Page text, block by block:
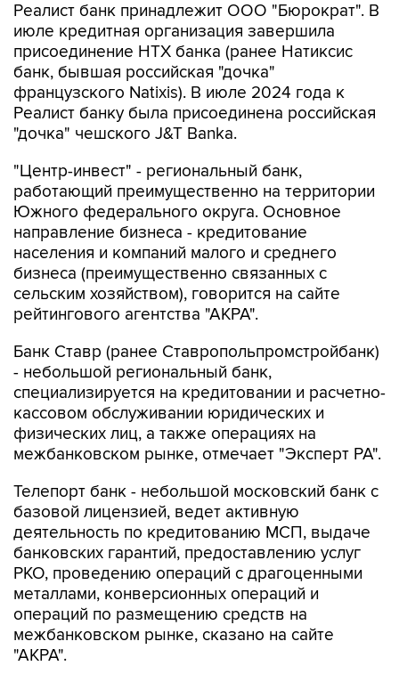
Реалист банк принадлежит ООО "Бюрократ". В
июле кредитная организация завершила
присоединение НТХ банка (ранее Натиксис
банк, бывшая российская "дочка"
французского Natixis). В июле 2024 года к
Реалист банку была присоединена российская
"дочка" чешского J&T Banka.
"Центр-инвест" - региональный банк,
работающий преимущественно на территории
Южного федерального округа. Основное
направление бизнеса - кредитование
населения и компаний малого и среднего
бизнеса (преимущественно связанных с
сельским хозяйством), говорится на сайте
рейтингового агентства "АКРА".
Банк Ставр (ранее Ставропольпромстройбанк)
- небольшой региональный банк,
специализируется на кредитовании и расчетно-
кассовом обслуживании юридических и
физических лиц, а также операциях на
межбанковском рынке, отмечает "Эксперт РА".
Телепорт банк - небольшой московский банк с
базовой лицензией, ведет активную
деятельность по кредитованию МСП, выдаче
банковских гарантий, предоставлению услуг
РКО, проведению операций с драгоценными
металлами, конверсионных операций и
операций по размещению средств на
межбанковском рынке, сказано на сайте
"АКРА".